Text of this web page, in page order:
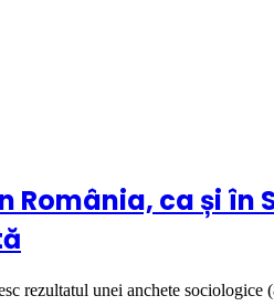
România, ca și
rezultatul unei anchete